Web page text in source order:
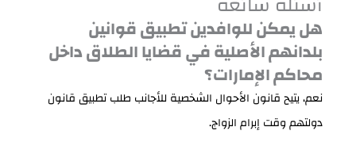
هل يمكن للوافدين تطبيق قوانين
بلدانهم الأصلية في قضايا الطلاق داخل
محاكم الإمارات؟
نعم، يتيح قانون الأحوال الشخصية للأجانب طلب تطبيق قانون
دولتهم وقت إبرام الزواج.